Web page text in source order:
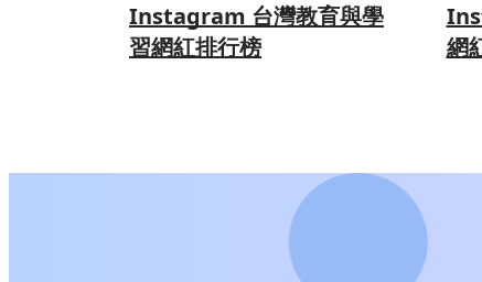
Instagram 台灣教育與學
習網紅排行榜
網